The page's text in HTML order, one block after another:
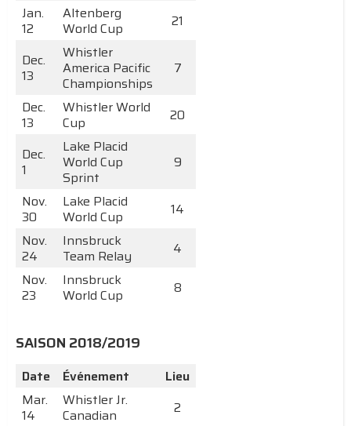
Jan.
12
Altenberg
World Cup
21
Dec.
13
Whistler
America Pacific
Championships
7
Dec.
13
Whistler World
Cup
20
Dec.
1
Lake Placid
World Cup
Sprint
9
Nov.
30
Lake Placid
World Cup
14
Nov.
24
Innsbruck
Team Relay
4
Nov.
23
Innsbruck
World Cup
8
SAISON 2018/2019
Date Événement
Lieu
Mar.
14
Whistler Jr.
Canadian
2